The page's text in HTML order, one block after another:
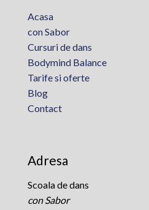
Acasa
con Sabor
Cursuri de dans
Bodymind Balance
Tarife si oferte
Blog
Contact
Adresa
Scoala de dans
con Sabor